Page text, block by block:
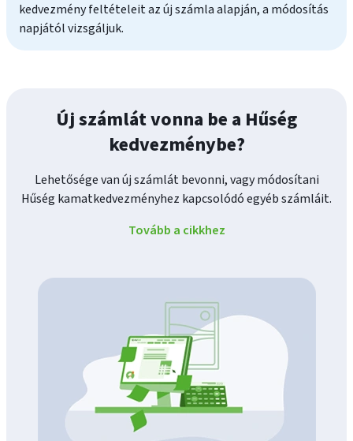
kedvezmény feltételeit az új számla alapján, a módosítás
napjától vizsgáljuk.
Új számlát vonna be a Hűség
kedvezménybe?
Lehetősége van új számlát bevonni, vagy módosítani
Hűség kamatkedvezményhez kapcsolódó egyéb számláit.
Tovább a cikkhez